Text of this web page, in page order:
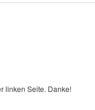
linken Seite. Danke!